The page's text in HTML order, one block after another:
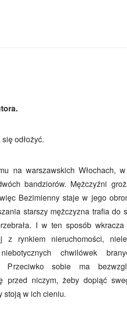
odłożyć.
na warszawskich Włochach,
bandziorów. Mężczyźni
Bezimienny staje w jego
starszy mężczyzna trafia do
I w ten sposób
rynkiem nieruchomości,
chwilówek
Przeciwko sobie ma
przed niczym, żeby dopiąć
stoją w ich cieniu.